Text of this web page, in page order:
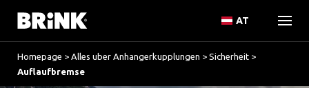
AT
Homepage > Alles uber Anhangerkupplungen > Sicherheit >
Auflaufbremse